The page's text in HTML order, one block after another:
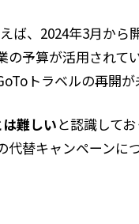
ば、2024年3月か
予算が活用されて
トラベルの再開が
難しいと認識して
替キャンペーンに